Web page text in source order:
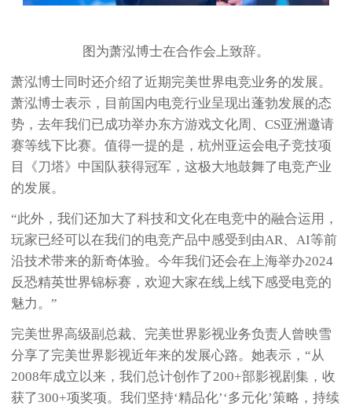
图为萧泓博士在合作会上致辞。
萧泓博士同时还介绍了近期完美世界电竞业务的发展。
萧泓博士表示，目前国内电竞行业呈现出蓬勃发展的态
势，去年我们已成功举办东方游戏文化周、CS亚洲邀请
赛等线下比赛。值得一提的是，杭州亚运会电子竞技项
目《刀塔》中国队获得冠军，这极大地鼓舞了电竞产业
的发展。
“此外，我们还加大了科技和文化在电竞中的融合运用，
玩家已经可以在我们的电竞产品中感受到由AR、AI等前
沿技术带来的新奇体验。今年我们还会在上海举办2024
反恐精英世界锦标赛，欢迎大家在线上线下感受电竞的
魅力。”
完美世界高级副总裁、完美世界影视业务负责人曾映雪
分享了完美世界影视近年来的发展心路。她表示，“从
2008年成立以来，我们总计创作了200+部影视剧集，收
获了300+项奖项。我们坚持‘精品化’‘多元化’策略，持续